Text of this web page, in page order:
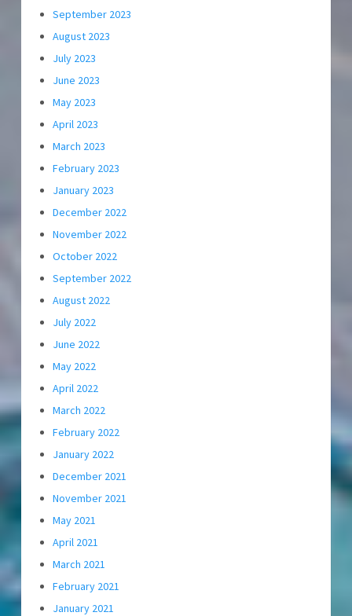
September 2023
August 2023
July 2023
June 2023
May 2023
April 2023
March 2023
February 2023
January 2023
December 2022
November 2022
October 2022
September 2022
August 2022
July 2022
June 2022
May 2022
April 2022
March 2022
February 2022
January 2022
December 2021
November 2021
May 2021
April 2021
March 2021
February 2021
January 2021